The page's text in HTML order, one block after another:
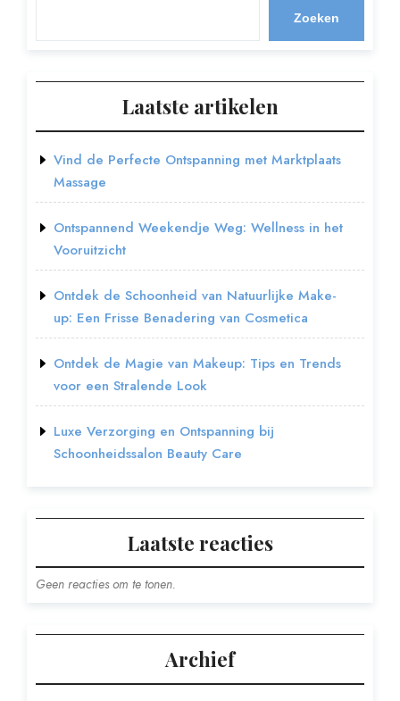
Zoeken
Laatste artikelen
Vind de Perfecte Ontspanning met Marktplaats
Massage
Ontspannend Weekendje Weg: Wellness in het
Vooruitzicht
Ontdek de Schoonheid van Natuurlijke Make-
up: Een Frisse Benadering van Cosmetica
Ontdek de Magie van Makeup: Tips en Trends
voor een Stralende Look
Luxe Verzorging en Ontspanning bij
Schoonheidssalon Beauty Care
Laatste reacties
Geen reacties om te tonen.
Archief